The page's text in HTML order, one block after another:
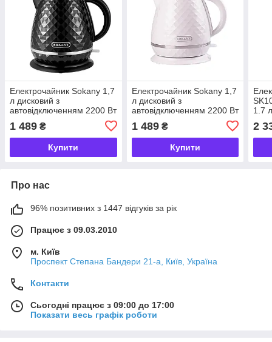
Електрочайник Sokany 1,7
л дисковий з
автовідключенням 2200 Вт
1 489 ₴
Купити
Електрочайник Sokany 1,7
л дисковий з
автовідключенням 2200 Вт
1 489₴
Купити
1.7
2
Про нас
96% позитивних з 1447 відгуків за рік
Працює з 09.03.2010
м. Київ
Проспект Степана Бандери 21-а, Київ, Україна
Контакти
Сьогодні працює з 09:00 до 17:00
Показати весь графік роботи